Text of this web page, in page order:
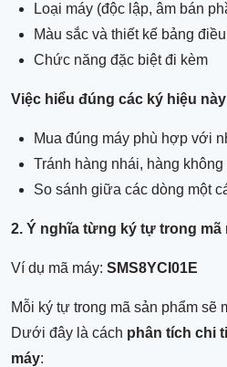
Loại máy (độc lập, âm bán
Màu sắc và thiết kế bảng
Chức năng đặc biệt đi kèm
Việc hiểu đúng các ký hiệu
Mua đúng máy phù hợp với
Tránh hàng nhái, hàng
So sánh giữa các dòng một
2. Ý nghĩa từng ký tự trong mã
Ví dụ mã máy: SMS8YCI01E
Mỗi ký tự trong mã sản phẩm sẽ
Dưới đây là cách phân tích chi
máy: